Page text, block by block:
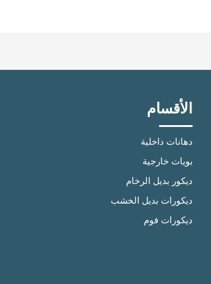
الأقسام
دهانات داخلية
بويات خارجية
ديكور بديل الرخام
ديكورات بديل الخشب
ديكورات فوم